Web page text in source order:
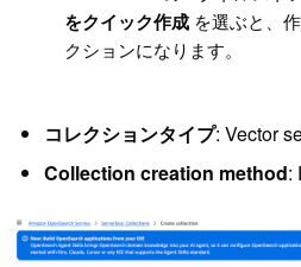
をクイック作成 を選ぶと、
クションになります。
コレクションタイプ: Vector
Collection creation method: